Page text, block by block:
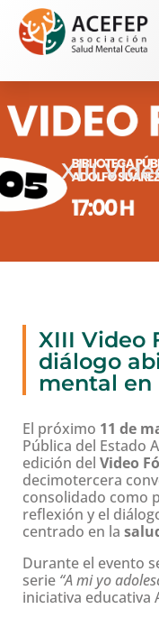
XIII
XIII Video
diálogo
mental en
El próximo 11 de
Pública del Estado
edición del Video
decimotercera
consolidado como
reflexión y el
centrado en la
Durante el evento
serie “A mi yo
iniciativa educativa